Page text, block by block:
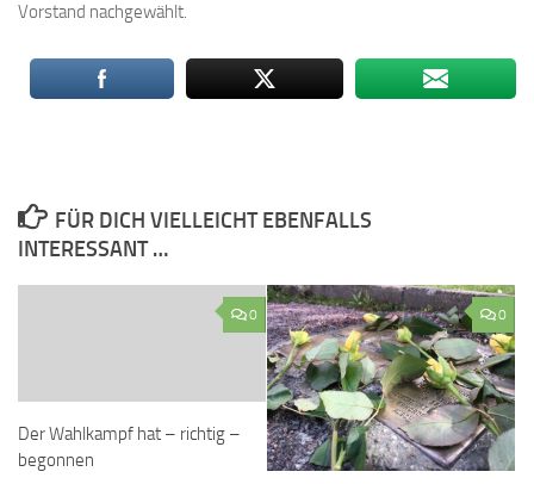
Vorstand nachgewählt.
FÜR DICH VIELLEICHT EBENFALLS
INTERESSANT …
0
Der Wahlkampf hat – richtig –
begonnen
0